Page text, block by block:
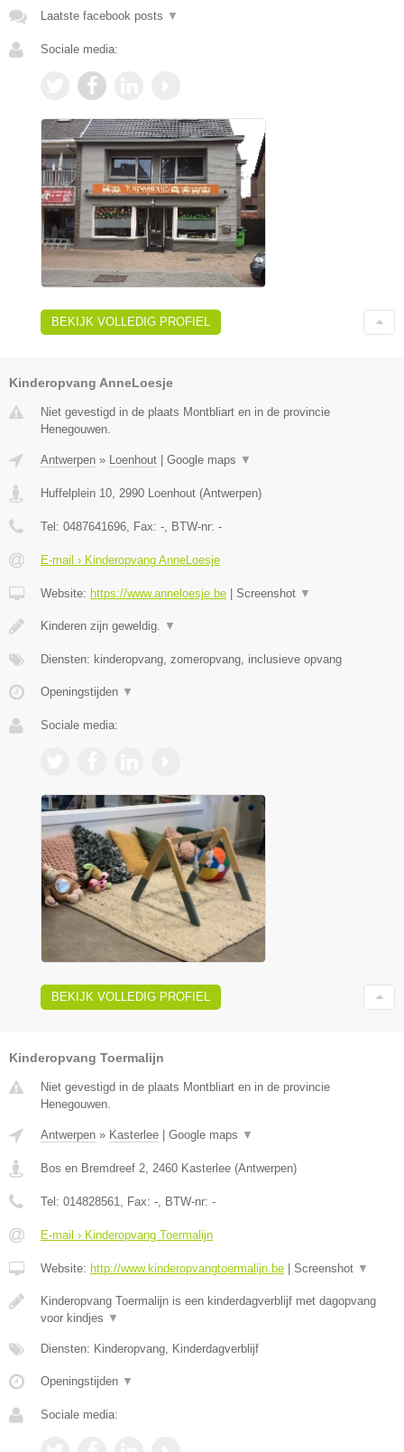
Laatste facebook posts ▼
Sociale media:
BEKIJK VOLLEDIG PROFIEL
Kinderopvang AnneLoesje
Niet gevestigd in de plaats Montbliart en in de provincie
Henegouwen.
Antwerpen » Loenhout Google maps ▼
Huffelplein 10 2990 Loenhout (Antwerpen)
Tel: 0487641696 , Fax: - , BTW-nr: -
E-mail › Kinderopvang AnneLoesje
Website: https://www.anneloesje.be Screenshot ▼
Kinderen zijn geweldig. ▼
Diensten: kinderopvang, zomeropvang, inclusieve opvang
Openingstijden ▼
Sociale media:
BEKIJK VOLLEDIG PROFIEL
Kinderopvang Toermalijn
Niet gevestigd in de plaats Montbliart en in de provincie
Henegouwen.
Antwerpen » Kasterlee Google maps ▼
Bos en Bremdreef 2, 2460 Kasterlee (Antwerpen)
Tel: 014828561, Fax: -, BTW-nr: -
E-mail › Kinderopvang Toermalijn
Website: http://www.kinderopvangtoermalijn.be Screenshot ▼
Kinderopvang Toermalijn is een kinderdagverblijf met dagopvang
voor kindjes ▼
Diensten: Kinderopvang, Kinderdagverblijf
Openingstijden ▼
Sociale media: